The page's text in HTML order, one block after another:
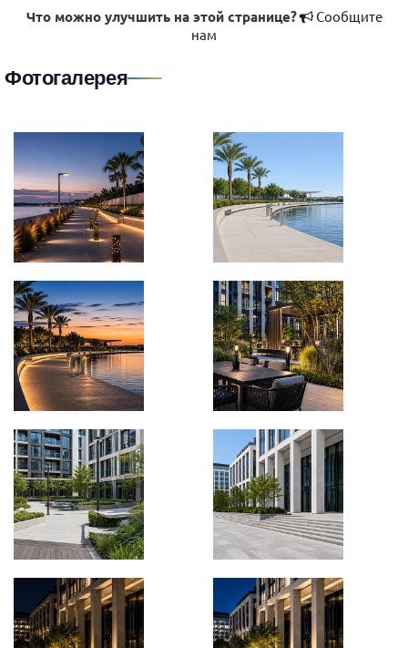
Что можно улучшить на этой странице?
Сообщите
нам
Фотогалерея